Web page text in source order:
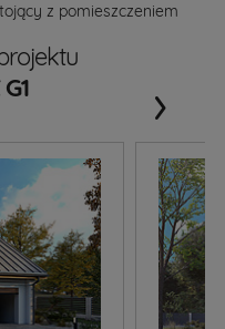
z pomieszczeniem
›